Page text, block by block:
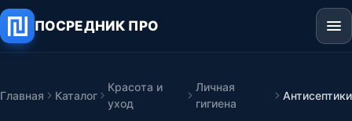
ПОСРЕДНИК ПРО
Главная Каталог
Красота и
уход
Личная
гигиена
Антисептики